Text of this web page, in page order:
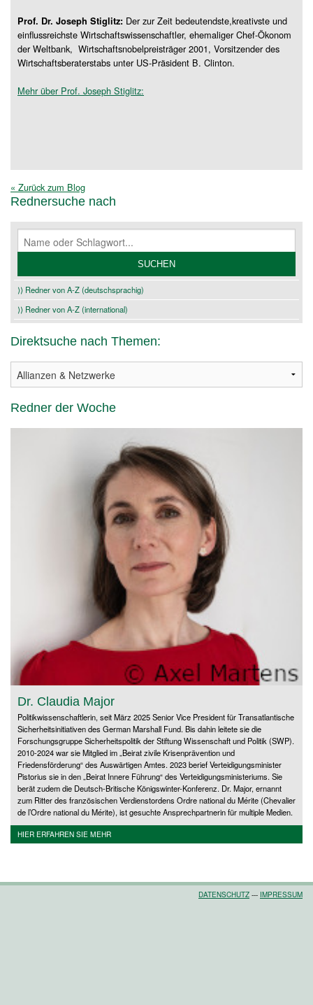
Prof. Dr. Joseph Stiglitz: Der zur Zeit bedeutendste,kreativste und
einflussreichste Wirtschaftswissenschaftler, ehemaliger Chef-Ökonom
der Weltbank, Wirtschaftsnobelpreisträger 2001, Vorsitzender des
Wirtschaftsberaterstabs unter US-Präsident B. Clinton.
Mehr über Prof. Joseph Stiglitz:
« Zurück zum Blog
Rednersuche nach
⟩⟩ Redner von A-Z (deutschsprachig)
⟩⟩ Redner von A-Z (international)
Direktsuche nach Themen:
Redner der Woche
Dr. Claudia Major
Politikwissenschaftlerin, seit März 2025 Senior Vice President für Transatlantische
Sicherheitsinitiativen des German Marshall Fund. Bis dahin leitete sie die
Forschungsgruppe Sicherheitspolitik der Stiftung Wissenschaft und Politik (SWP).
2010-2024 war sie Mitglied im „Beirat zivile Krisenprävention und
Friedensförderung“ des Auswärtigen Amtes. 2023 berief Verteidigungsminister
Pistorius sie in den „Beirat Innere Führung“ des Verteidigungsministeriums. Sie
berät zudem die Deutsch-Britische Königswinter-Konferenz. Dr. Major, ernannt
zum Ritter des französischen Verdienstordens Ordre national du Mérite (Chevalier
de l’Ordre national du Mérite), ist gesuchte Ansprechpartnerin für multiple Medien.
HIER ERFAHREN SIE MEHR
DATENSCHUTZ --- IMPRESSUM